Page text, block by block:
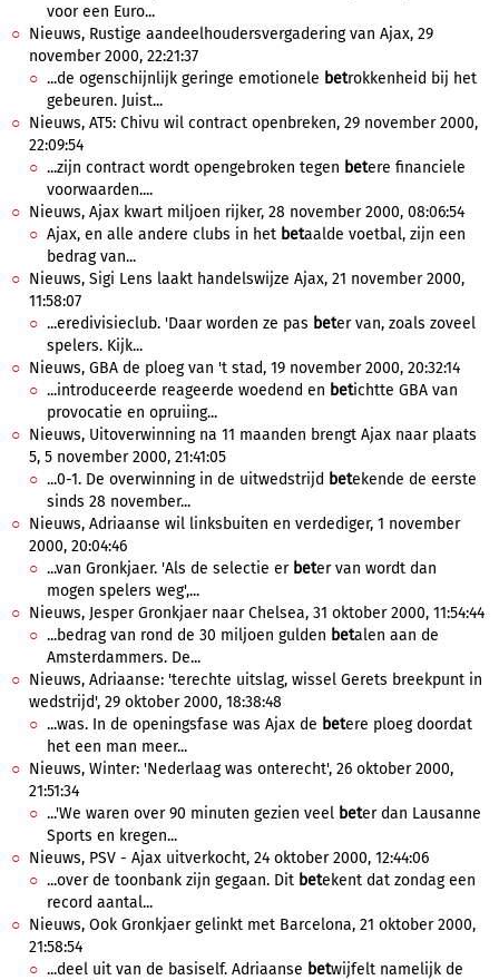
voor een Euro...
Nieuws, Rustige aandeelhoudersvergadering van Ajax, 29
november 2000, 22:21:37
...de ogenschijnlijk geringe emotionele betrokkenheid bij het
gebeuren. Juist...
Nieuws, AT5: Chivu wil contract openbreken, 29 november 2000,
22:09:54
...zijn contract wordt opengebroken tegen betere financiele
voorwaarden....
Nieuws, Ajax kwart miljoen rijker, 28 november 2000, 08:06:54
Ajax, en alle andere clubs in het betaalde voetbal, zijn een
bedrag van...
Nieuws, Sigi Lens laakt handelswijze Ajax, 21 november 2000,
11:58:07
...eredivisieclub. 'Daar worden ze pas beter van, zoals zoveel
spelers. Kijk...
Nieuws, GBA de ploeg van 't stad, 19 november 2000, 20:32:14
...introduceerde reageerde woedend en betichtte GBA van
provocatie en opruiing...
Nieuws, Uitoverwinning na 11 maanden brengt Ajax naar plaats
5, 5 november 2000, 21:41:05
...0-1. De overwinning in de uitwedstrijd betekende de eerste
sinds 28 november...
Nieuws, Adriaanse wil linksbuiten en verdediger, 1 november
2000, 20:04:46
...van Gronkjaer. 'Als de selectie er beter van wordt dan
mogen spelers weg',...
Nieuws, Jesper Gronkjaer naar Chelsea, 31 oktober 2000, 11:54:44
...bedrag van rond de 30 miljoen gulden betalen aan de
Amsterdammers. De...
Nieuws, Adriaanse: 'terechte uitslag, wissel Gerets breekpunt in
wedstrijd', 29 oktober 2000, 18:38:48
...was. In de openingsfase was Ajax de betere ploeg doordat
het een man meer...
Nieuws, Winter: 'Nederlaag was onterecht', 26 oktober 2000,
21:51:34
...'We waren over 90 minuten gezien veel beter dan Lausanne
Sports en kregen...
Nieuws, PSV - Ajax uitverkocht, 24 oktober 2000, 12:44:06
...over de toonbank zijn gegaan. Dit betekent dat zondag een
record aantal...
Nieuws, Ook Gronkjaer gelinkt met Barcelona, 21 oktober 2000,
21:58:54
...deel uit van de basiself. Adriaanse betwijfelt namelijk de